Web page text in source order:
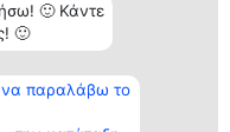
🙂 Κάντε
🙂
να παραλάβω το
Επικοινωνία
Επικοινωνία